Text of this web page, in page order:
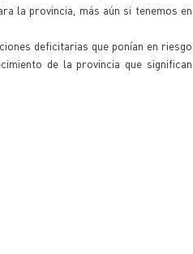
la provincia, más aún si tenemos en
deficitarias que ponían en riesgo
de la provincia que significan